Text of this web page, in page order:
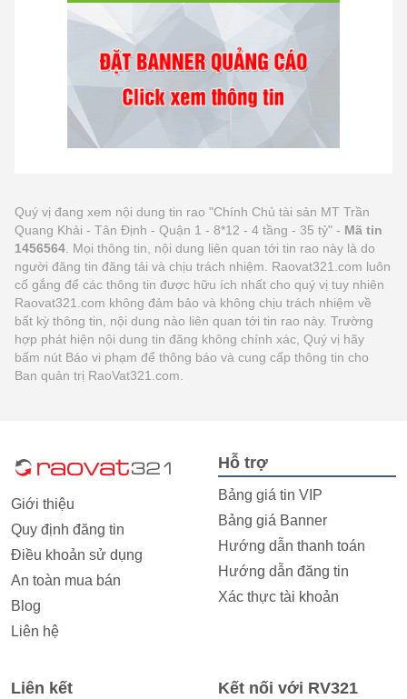
Quý vị đang xem nội dung tin rao "Chính Chủ tài sản MT Trần
Quang Khải - Tân Định - Quận 1 - 8*12 - 4 tầng - 35 tỷ" - Mã tin
1456564 . Mọi thông tin, nội dung liên quan tới tin rao này là do
người đăng tin đăng tải và chịu trách nhiệm. Raovat321.com luôn
cố gắng để các thông tin được hữu ích nhất cho quý vị tuy nhiên
Raovat321.com không đảm bảo và không chịu trách nhiệm về
bất kỳ thông tin, nội dung nào liên quan tới tin rao này. Trường
hợp phát hiện nội dung tin đăng không chính xác, Quý vị hãy
bấm nút Báo vi phạm để thông báo và cung cấp thông tin cho
Ban quản trị RaoVat321.com.
Giới thiệu
Quy định đăng tin
Điều khoản sử dụng
An toàn mua bán
Blog
Liên hệ
Hỗ trợ
Bảng giá tin VIP
Bảng giá Banner
Hướng dẫn thanh toán
Hướng dẫn đăng tin
Xác thực tài khoản
Liên kết Kết nối với RV321